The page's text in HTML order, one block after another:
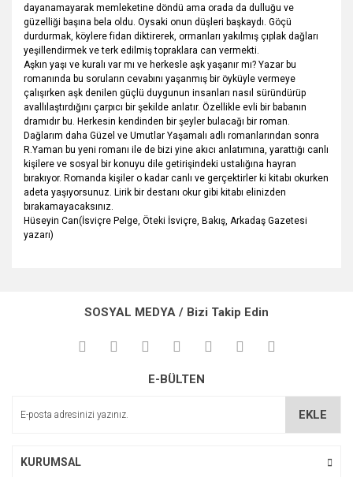
dayanamayarak memleketine döndü ama orada da dulluğu ve
güzelliği başına bela oldu. Oysaki onun düşleri başkaydı. Göçü
durdurmak, köylere fidan diktirerek, ormanları yakılmış çıplak dağları
yeşillendirmek ve terk edilmiş topraklara can vermekti.
Aşkın yaşı ve kuralı var mı ve herkesle aşk yaşanır mı? Yazar bu
romanında bu soruların cevabını yaşanmış bir öyküyle vermeye
çalışırken aşk denilen güçlü duygunun insanları nasıl süründürüp
avallılaştırdığını çarpıcı bir şekilde anlatır. Özellikle evli bir babanın
dramıdır bu. Herkesin kendinden bir şeyler bulacağı bir roman.
Dağlarım daha Güzel ve Umutlar Yaşamalı adlı romanlarından sonra
R.Yaman bu yeni romanı ile de bizi yine akıcı anlatımına, yarattığı canlı
kişilere ve sosyal bir konuyu dile getirişindeki ustalığına hayran
bırakıyor. Romanda kişiler o kadar canlı ve gerçektirler ki kitabı okurken
adeta yaşıyorsunuz. Lirik bir destanı okur gibi kitabı elinizden
bırakamayacaksınız.
Hüseyin Can(İsviçre Pelge, Öteki İsviçre, Bakış, Arkadaş Gazetesi
yazarı)
kullanarak tarafımıza iletebilirsiniz.
Görüş ve önerileriniz için teşekkür ederiz.
Ürün açıklamasında eksik bilgiler bulunuyor.
SOSYAL MEDYA / Bizi Takip Edin
E-BÜLTEN
EKLE
KURUMSAL